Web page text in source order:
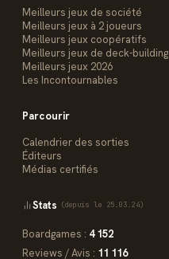
Meilleurs jeux de société
Meilleurs jeux à 2 joueurs
Meilleurs jeux coopératifs
Meilleurs jeux de deck-building
Meilleurs jeux 2026
Les Incontournables
Parcourir
Calendrier des sorties
Éditeurs
Médias certifiés
Stats (depuis le 25.03.24)
Boardgames : 4 152
Reviews / Avis : 11 116